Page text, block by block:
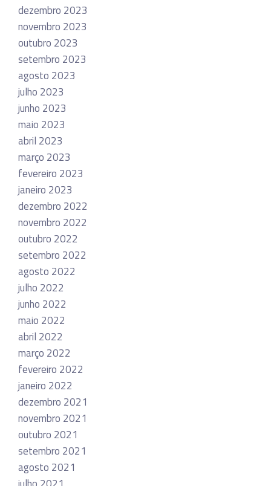
dezembro 2023
novembro 2023
outubro 2023
setembro 2023
agosto 2023
julho 2023
junho 2023
maio 2023
abril 2023
março 2023
fevereiro 2023
janeiro 2023
dezembro 2022
novembro 2022
outubro 2022
setembro 2022
agosto 2022
julho 2022
junho 2022
maio 2022
abril 2022
março 2022
fevereiro 2022
janeiro 2022
dezembro 2021
novembro 2021
outubro 2021
setembro 2021
agosto 2021